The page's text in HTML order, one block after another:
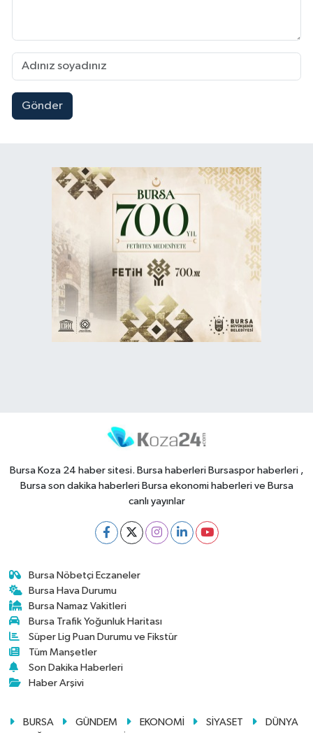
Gönder
Bursa Koza 24 haber sitesi. Bursa haberleri Bursaspor haberleri ,
Bursa son dakika haberleri Bursa ekonomi haberleri ve Bursa
canlı yayınlar
Bursa Nöbetçi Eczaneler
Bursa Hava Durumu
Bursa Namaz Vakitleri
Bursa Trafik Yoğunluk Haritası
Süper Lig Puan Durumu ve Fikstür
Tüm Manşetler
Son Dakika Haberleri
Haber Arşivi
BURSA GÜNDEM EKONOMİ SİYASET
DÜNYA